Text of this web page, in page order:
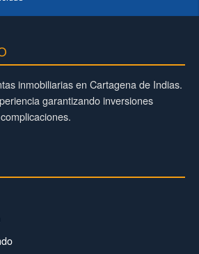
inmobiliarias en Cartagena de Indias.
garantizando inversiones